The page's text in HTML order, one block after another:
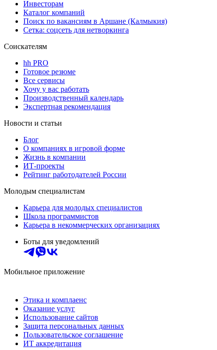
Инвесторам
Каталог компаний
Поиск по вакансиям в Аршане (Калмыкия)
Сетка: соцсеть для нетворкинга
Соискателям
hh PRO
Готовое резюме
Все сервисы
Хочу у вас работать
Производственный календарь
Экспертная рекомендация
Новости и статьи
Блог
О компаниях в игровой форме
Жизнь в компании
ИТ-проекты
Рейтинг работодателей России
Молодым специалистам
Карьера для молодых специалистов
Школа программистов
Карьера в некоммерческих организациях
Боты для уведомлений
Мобильное приложение
Этика и комплаенс
Оказание услуг
Использование сайтов
Защита персональных данных
Пользовательское соглашение
ИТ аккредитация